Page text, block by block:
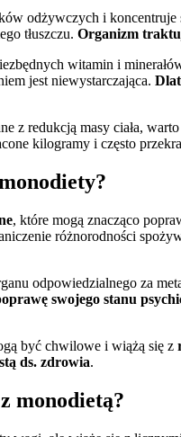
odżywczych i
tłuszczu. Organizm
witamin i
jest niewystarczająca.
z redukcją masy ciała,
kilogramy i często
, które mogą znacząco
różnorodności
odpowiedzialnego za
swojego stanu
być chwilowe i wiążą się z
ds. zdrowia.
monodietą?